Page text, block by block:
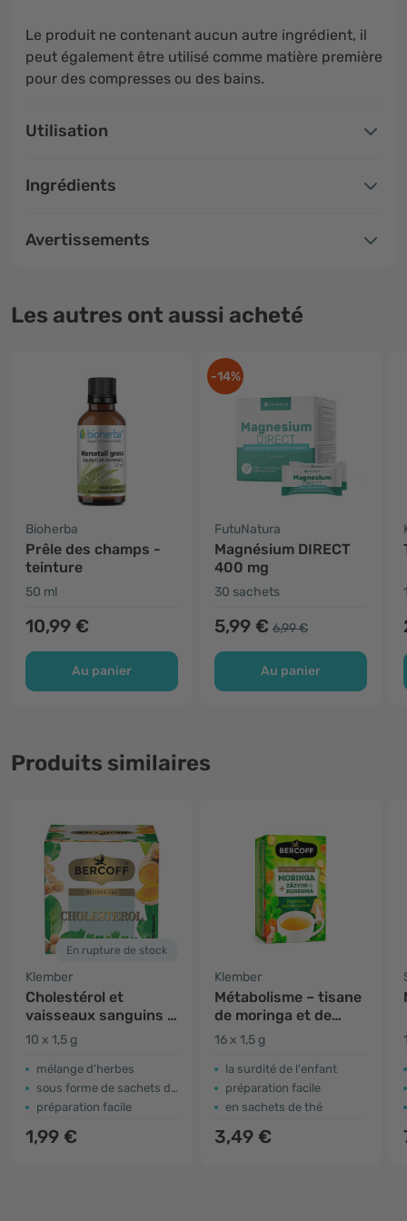
Le produit ne contenant aucun autre ingrédient, il
peut également être utilisé comme matière première
pour des compresses ou des bains.
Utilisation
Ingrédients
Avertissements
Les autres ont aussi acheté
Bioherba
Prêle des champs -
teinture
50 ml
10,99 €
Au panier
-14%
FutuNatura
Magnésium DIRECT
400 mg
30 sachets
5,99 € 6,99 €
Au panier
Produits similaires
En rupture de stock
Klember
Cholestérol et
vaisseaux sanguins -
tisane à la coriandre
et au curcuma
10 x 1,5 g
mélange d'herbes
sous forme de sachets de thé
préparation facile
1,99 €
Klember
Métabolisme – tisane
de moringa et de
gingembre
16 x 1,5 g
la surdité de l'enfant
préparation facile
en sachets de thé
3,49 €